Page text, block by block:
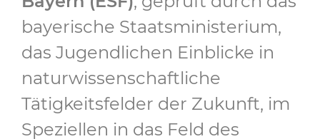
bayerische Staatsministerium,
das Jugendlichen Einblicke in
naturwissenschaftliche
Tätigkeitsfelder der Zukunft, im
Speziellen in das Feld des